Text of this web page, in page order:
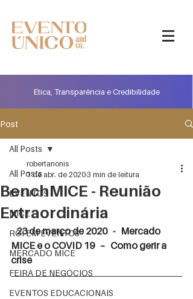
Ética, Transparência e Credibilidade
Post
All Posts
EVENTOS
MICE
ROI EM EVENTOS
MERCADO MICE
FEIRA DE NEGÓCIOS
EVENTOS EDUCACIONAIS
All Posts
BenchMICE - Reunião
Extraordinária
robertanonis
1 de abr. de 20203 min de leitura
   23 de março de 2020   -   Mercado
MICE e o COVID 19   –   Como gerir a
crise